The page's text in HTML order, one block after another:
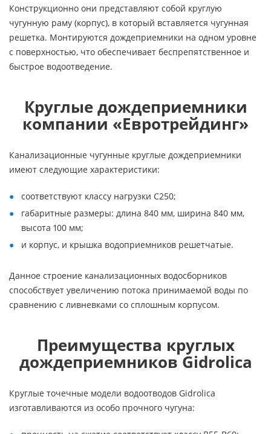
Конструкционно они представляют собой круглую
чугунную раму (корпус), в который вставляется чугунная
решетка. Монтируются дождеприемники на одном уровне
с поверхностью, что обеспечивает беспрепятственное и
быстрое водоотведение.
Круглые дождеприемники
компании «Евротрейдинг»
Канализационные чугунные круглые дождеприемники
имеют следующие характеристики:
соответствуют классу нагрузки С250;
габаритные размеры: длина 840 мм, ширина 840 мм,
высота 100 мм;
и корпус, и крышка водоприемников решетчатые.
Данное строение канализационных водосборников
способствует увеличению потока принимаемой воды по
сравнению с ливневками со сплошным корпусом.
Преимущества круглых
дождеприемников Gidrolica
Круглые точечные модели водоотводов Gidrolica
изготавливаются из особо прочного чугуна: